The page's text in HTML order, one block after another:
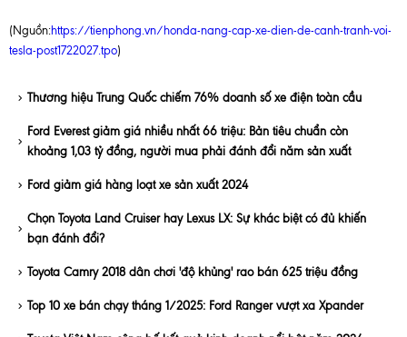
(Nguồn:https://tienphong.vn/honda-nang-cap-xe-dien-de-canh-tranh-voi-
tesla-post1722027.tpo)
Thương hiệu Trung Quốc chiếm 76% doanh số xe điện toàn cầu
Ford Everest giảm giá nhiều nhất 66 triệu: Bản tiêu chuẩn còn
khoảng 1,03 tỷ đồng, người mua phải đánh đổi năm sản xuất
Ford giảm giá hàng loạt xe sản xuất 2024
Chọn Toyota Land Cruiser hay Lexus LX: Sự khác biệt có đủ khiến
bạn đánh đổi?
Toyota Camry 2018 dân chơi 'độ khủng' rao bán 625 triệu đồng
Top 10 xe bán chạy tháng 1/2025: Ford Ranger vượt xa Xpander